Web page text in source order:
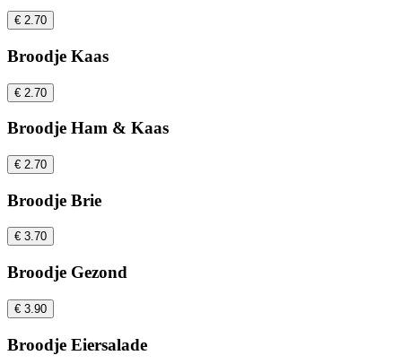
€ 2.70
Broodje Kaas
€ 2.70
Broodje Ham & Kaas
€ 2.70
Broodje Brie
€ 3.70
Broodje Gezond
€ 3.90
Broodje Eiersalade